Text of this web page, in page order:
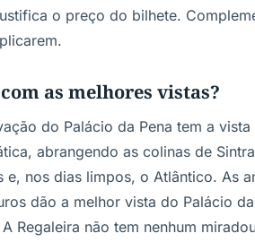
o preço do bilhete.
as melhores vistas?
do Palácio da Pena tem a vista
abrangendo as colinas de
e, nos dias limpos, o Atlântico. As
dão a melhor vista do Palácio
Regaleira não tem nenhum